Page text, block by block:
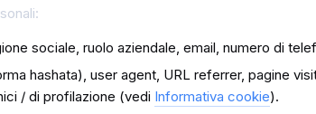
sociale, ruolo aziendale, email, numero di
hashata), user agent, URL referrer, pagine
/ di profilazione (vedi Informativa cookie).